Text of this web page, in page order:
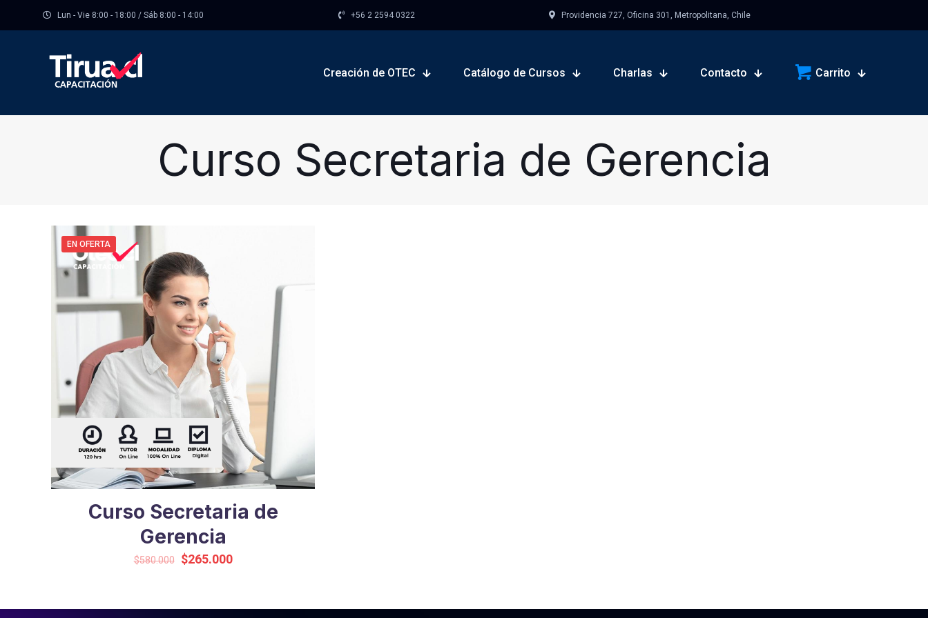
Lun - Vie 8:00 - 18:00 / Sáb 8:00 - 14:00 +56 2 2594 0322 Providencia 727, Oficina 301, Metropolitana, Chile
Creación de OTEC Catálogo de Cursos Charlas Contacto Carrito
Curso Secretaria de Gerencia
EN OFERTA
Curso Secretaria de
Gerencia
$580.000
El
era:
$265.000El
es: